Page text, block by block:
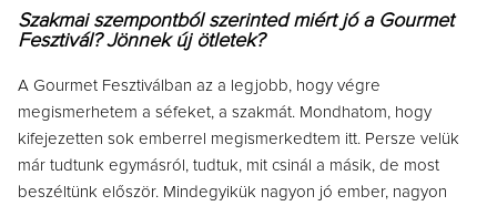
Szakmai szempontból szerinted miért jó a Gourmet
Fesztivál? Jönnek új ötletek?
A Gourmet Fesztiválban az a legjobb, hogy végre
megismerhetem a séfeket, a szakmát. Mondhatom, hogy
kifejezetten sok emberrel megismerkedtem itt. Persze velük
már tudtunk egymásról, tudtuk, mit csinál a másik, de most
beszéltünk először. Mindegyikük nagyon jó ember, nagyon